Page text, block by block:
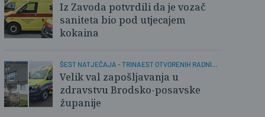
Iz Zavoda potvrdili da je vozač
saniteta bio pod utjecajem
kokaina
ŠEST NATJEČAJA - TRINAEST OTVORENIH RADNIH
MJESTA
Velik val zapošljavanja u
zdravstvu Brodsko-posavske
županije